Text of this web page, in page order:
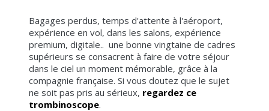
Bagages perdus, temps d'attente à l'aéroport,
expérience en vol, dans les salons, expérience
premium, digitale.. une bonne vingtaine de cadres
supérieurs se consacrent à faire de votre séjour
dans le ciel un moment mémorable, grâce à la
compagnie française. Si vous doutez que le sujet
ne soit pas pris au sérieux, regardez ce
trombinoscope.